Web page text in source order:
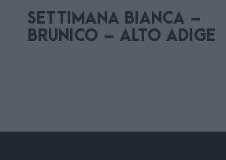
SETTIMANA BIANCA –
BRUNICO – ALTO ADIGE